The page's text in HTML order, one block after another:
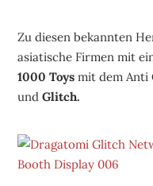
Zu diesen bekannten
asiatische Firmen mit
1000 Toys mit dem Anti
und Glitch.